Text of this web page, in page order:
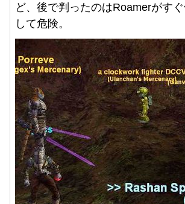
ど、後で判ったのはRoamerがす
して危険。